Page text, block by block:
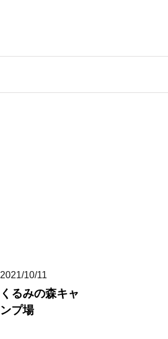
2021/10/11
くるみの森キャ
ンプ場